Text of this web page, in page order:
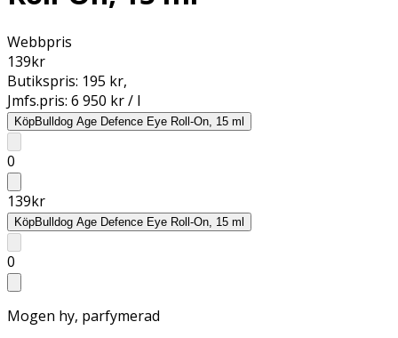
Webbpris
139kr
Butikspris: 195 kr,
Jmfs.pris: 6 950 kr / l
KöpBulldog Age Defence Eye Roll-On, 15 ml
0
139kr
KöpBulldog Age Defence Eye Roll-On, 15 ml
0
Mogen hy, parfymerad